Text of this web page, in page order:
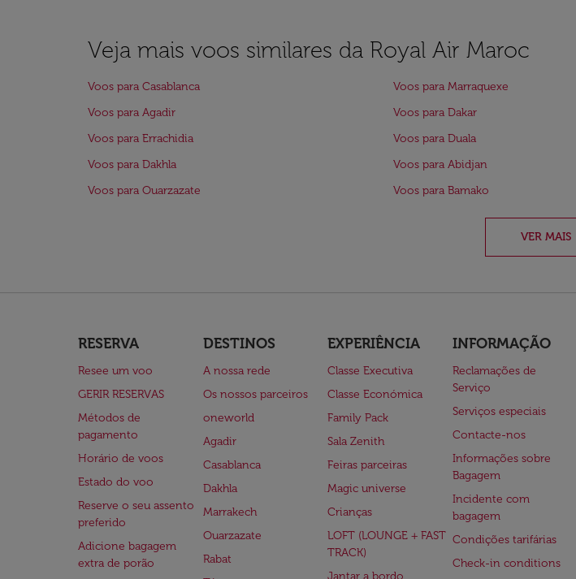
Veja mais voos similares da Royal Air Maroc
Voos para Casablanca Voos para Marraquexe
Voos para Agadir
Voos para Dakar
Voos para Errachidia
Voos para Duala
Voos para Dakhla
Voos para Abidjan
Voos para Ouarzazate
Voos para Bamako
VER MAIS
RESERVA
Resee um voo
GERIR RESERVAS
Métodos de
pagamento
Horário de voos
Estado do voo
Reserve o seu assento
preferido
Adicione bagagem
extra de porão
DESTINOS
A nossa rede
Os nossos parceiros
oneworld
Agadir
Casablanca
Dakhla
Marrakech
Ouarzazate
Rabat
EXPERIÊNCIA
Classe Executiva
Classe Económica
Family Pack
Sala Zenith
Feiras parceiras
Magic universe
Crianças
LOFT (LOUNGE + FAST
TRACK)
Jantar a bordo
INFORMAÇÃO
Reclamações de
Serviço
Serviços especiais
Contacte-nos
Informações sobre
Bagagem
Incidente com
bagagem
Condições tarifárias
Check-in conditions